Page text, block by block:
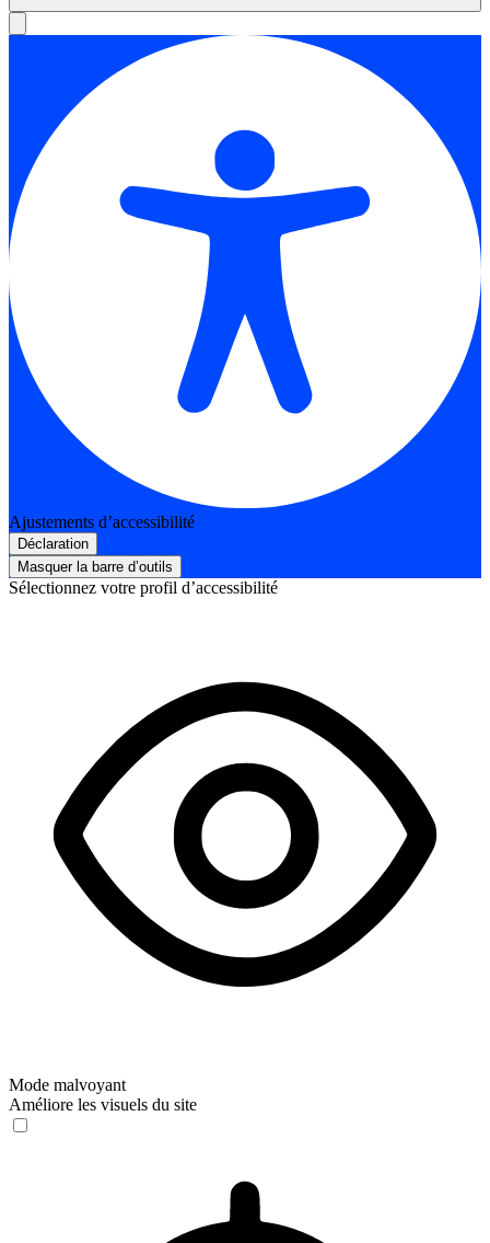
Ajustements d’accessibilité
Déclaration
Masquer la barre d’outils
Sélectionnez votre profil d’accessibilité
Mode malvoyant
Améliore les visuels du site